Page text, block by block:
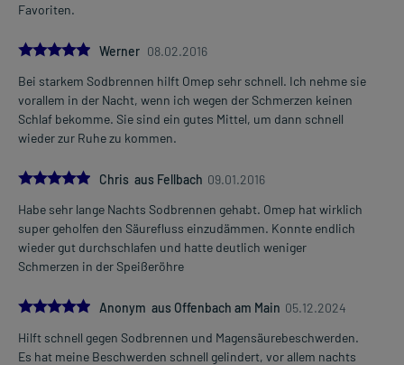
Favoriten.
5.0
Werner 08.02.2016
Bei starkem Sodbrennen hilft Omep sehr schnell. Ich nehme sie
vorallem in der Nacht, wenn ich wegen der Schmerzen keinen
Schlaf bekomme. Sie sind ein gutes Mittel, um dann schnell
wieder zur Ruhe zu kommen.
5.0
Chris aus Fellbach 09.01.2016
Habe sehr lange Nachts Sodbrennen gehabt. Omep hat wirklich
super geholfen den Säurefluss einzudämmen. Konnte endlich
wieder gut durchschlafen und hatte deutlich weniger
Schmerzen in der Speißeröhre
5.0Anonym aus Offenbach am Main 05.12.2024
Hilft schnell gegen Sodbrennen und Magensäurebeschwerden.
Es hat meine Beschwerden schnell gelindert, vor allem nachts